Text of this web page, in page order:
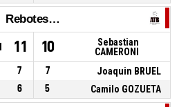
Rebotes Totales
11 10
Sebastian
CAMERONI
7 7
Joaquin BRUEL
6 5 Camilo GOZUETA